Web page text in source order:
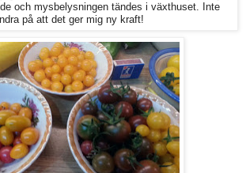
och mysbelysningen tändes i växthuset. Inte
på att det ger mig ny kraft!